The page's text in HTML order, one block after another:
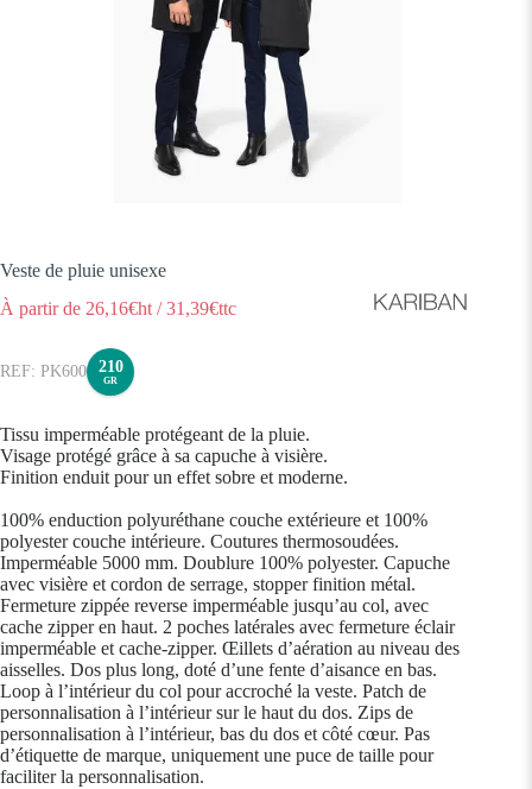
Veste de pluie unisexe
À partir de 26,16€ht/31,39€ttc
PK600 210
GR
Tissu imperméable protégeant de la pluie.
Visage protégé grâce à sa capuche à visière.
Finition enduit pour un effet sobre et moderne.
100% enduction polyuréthane couche extérieure et 100%
polyester couche intérieure. Coutures thermosoudées.
Imperméable 5000 mm. Doublure 100% polyester. Capuche
avec visière et cordon de serrage, stopper finition métal.
Fermeture zippée reverse imperméable jusqu’au col, avec
cache zipper en haut. 2 poches latérales avec fermeture éclair
imperméable et cache-zipper. Œillets d’aération au niveau des
aisselles. Dos plus long, doté d’une fente d’aisance en bas.
Loop à l’intérieur du col pour accroché la veste. Patch de
personnalisation à l’intérieur sur le haut du dos. Zips de
personnalisation à l’intérieur, bas du dos et côté cœur. Pas
d’étiquette de marque, uniquement une puce de taille pour
faciliter la personnalisation.